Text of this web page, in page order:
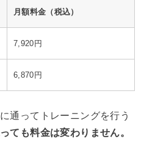
月額料金（税込）
7,920円
6,870円
通ってトレーニングを行う
ても料金は変わりません。